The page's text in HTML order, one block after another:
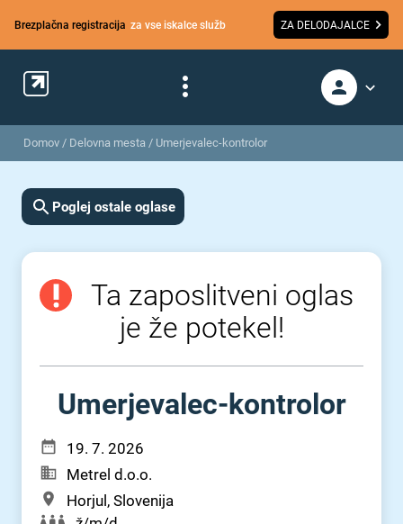
Brezplačna registracija za vse iskalce služb ZA DELODAJALCE
Domov / Delovna mesta / Umerjevalec-kontrolor
Poglej ostale oglase
Ta zaposlitveni oglas
je že potekel!
Umerjevalec-kontrolor
19. 7. 2026
Metrel d.o.o.
Horjul, Slovenija